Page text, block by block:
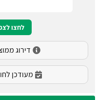
לחצו
דירוג ממוצע 4.7 לפי 455
מעודכן